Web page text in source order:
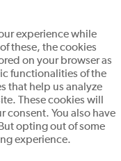
experience while
these, the cookies
on your browser as
functionalities of the
that help us analyze
These cookies will
consent. You also have
opting out of some
experience.